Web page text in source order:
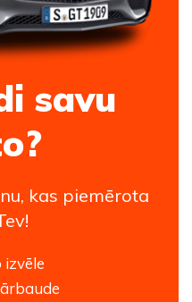
savu
kas piemērota
izvēle